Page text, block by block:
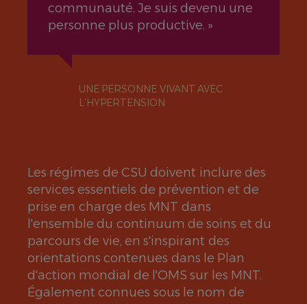
communauté. Je suis devenu une
personne plus productive. »
UNE PERSONNE VIVANT AVEC
L’HYPERTENSION
Les régimes de CSU doivent inclure des
services essentiels de prévention et de
prise en charge des MNT dans
l'ensemble du continuum de soins et du
parcours de vie, en s'inspirant des
orientations contenues dans le Plan
d'action mondial de l'OMS sur les MNT.
Également connues sous le nom de